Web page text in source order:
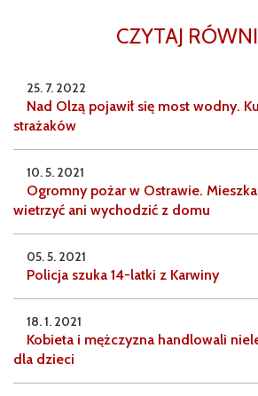
CZYTAJ
25. 7. 2022
Nad Olzą pojawił się most wodny.
strażaków
10. 5. 2021
Ogromny pożar w Ostrawie.
wietrzyć ani wychodzić z domu
05. 5. 2021
Policja szuka 14-latki z Karwiny
18. 1. 2021
Kobieta i mężczyzna handlowali
dla dzieci